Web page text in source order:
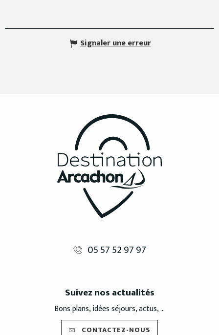
Signaler une erreur
05 57 52 97 97
Suivez nos actualités
Bons plans, idées séjours, actus, ...
CONTACTEZ-NOUS